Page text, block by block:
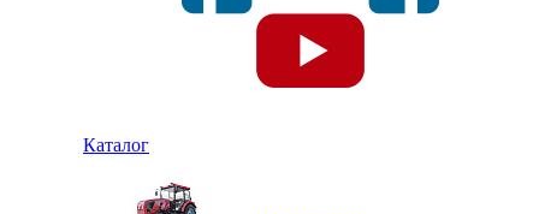
Каталог